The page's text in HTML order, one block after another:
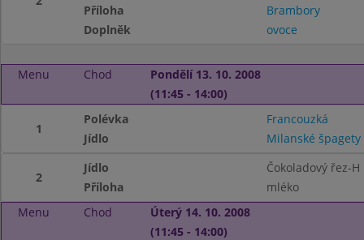
Příloha
Brambory
Doplněk
ovoce
Menu Chod
Pondělí 13. 10. 2008
(11:45 - 14:00)
1
Polévka
Francouzká
Jídlo
Milanské špagety
2
Jídlo
Čokoladový řez-H
Příloha
mléko
Menu
Chod
Úterý 14. 10. 2008
(11:45 - 14:00)